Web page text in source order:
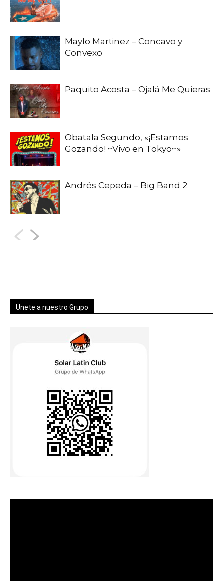
Maylo Martinez – Concavo y
Convexo
Paquito Acosta – Ojalá Me Quieras
Obatala Segundo, «¡Estamos
Gozando! ~Vivo en Tokyo~»
Andrés Cepeda – Big Band 2
Unete a nuestro Grupo